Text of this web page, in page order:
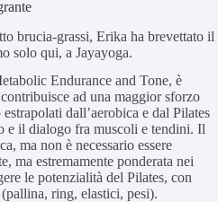
brucia-grassi, Erika ha brevettato il
solo qui, a Jayayoga.
Endurance and Tone, è
ad una maggior sforzo
dall’aerobica e dal Pilates
e il dialogo fra muscoli e tendini. Il
ma non è necessario essere
ma estremamente ponderata nei
le potenzialità del Pilates, con
ring, elastici, pesi).